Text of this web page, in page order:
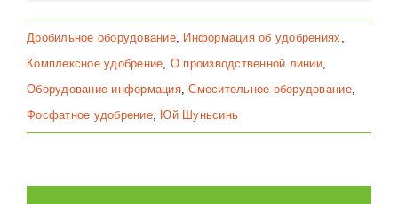
Дробильное оборудование, Информация об удобрениях ,
Комплексное удобрение, О производственной линии,
Оборудование информация,Смесительное оборудование,
Фосфатное удобрение, Юй Шуньсинь